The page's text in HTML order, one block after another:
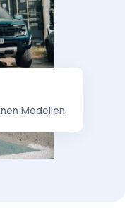
Modellen